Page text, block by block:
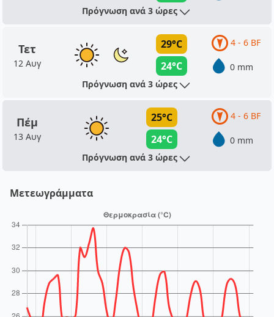
Πρόγνωση ανά 3 ώρες
Τετ
12 Αυγ
29°C
24°C
4 - 6 BF
0 mm
Πρόγνωση ανά 3 ώρες
Πέμ
13 Αυγ
25°C
24°C
4 - 6 BF
0 mm
Πρόγνωση ανά 3 ώρες
Μετεωγράμματα